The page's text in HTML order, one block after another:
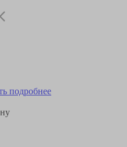
подробнее